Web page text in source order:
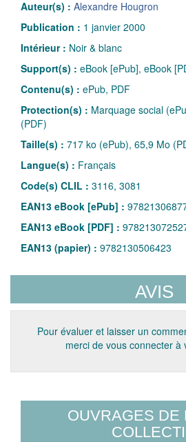
Auteur(s) : Alexandre Hougron
Publication : 1 janvier 2000
Intérieur : Noir & blanc
Support(s) : eBook [ePub], eBook
Contenu(s) : ePub, PDF
Protection(s) : Marquage social
(PDF)
Taille(s) : 717 ko (ePub), 65,9 Mo
Langue(s) : Français
Code(s) CLIL : 3116, 3081
EAN13 eBook [ePub] :
EAN13 eBook [PDF] :
EAN13 (papier) : 9782130506423
AVIS
Pour évaluer et laisser un
merci de vous connecter à
OUVRAGES DE